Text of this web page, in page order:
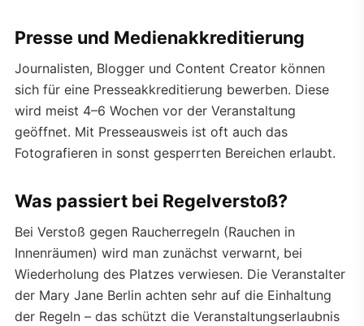
Presse und Medienakkreditierung
Journalisten, Blogger und Content Creator können
sich für eine Presseakkreditierung bewerben. Diese
wird meist 4–6 Wochen vor der Veranstaltung
geöffnet. Mit Presseausweis ist oft auch das
Fotografieren in sonst gesperrten Bereichen erlaubt.
Was passiert bei Regelverstoß?
Bei Verstoß gegen Raucherregeln (Rauchen in
Innenräumen) wird man zunächst verwarnt, bei
Wiederholung des Platzes verwiesen. Die Veranstalter
der Mary Jane Berlin achten sehr auf die Einhaltung
der Regeln – das schützt die Veranstaltungserlaubnis